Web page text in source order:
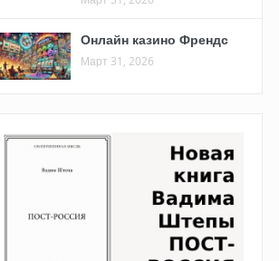
Онлайн казино Френдс
Март 31, 2026